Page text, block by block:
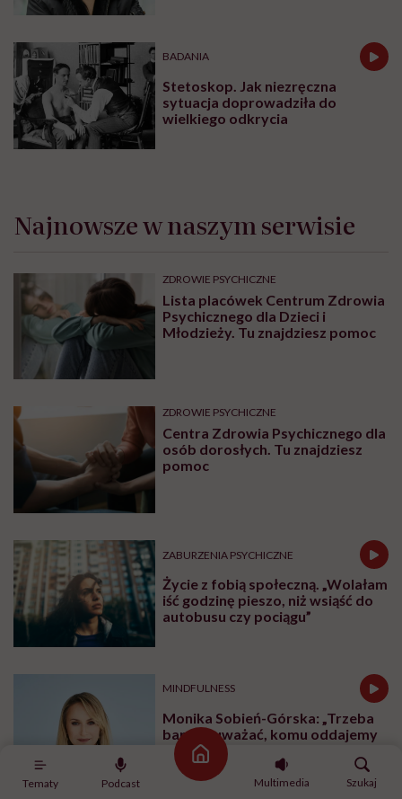
Tematy Podcast
Strona główna
Multimedia
Szukaj
BADANIA
Stetoskop. Jak niezręczna
sytuacja doprowadziła do
wielkiego odkrycia
Najnowsze w naszym serwisie
ZDROWIE PSYCHICZNE
Lista placówek Centrum Zdrowia
Psychicznego dla Dzieci i
Młodzieży. Tu znajdziesz pomoc
ZDROWIE PSYCHICZNE
Centra Zdrowia Psychicznego dla
osób dorosłych. Tu znajdziesz
pomoc
ZABURZENIA PSYCHICZNE
Życie z fobią społeczną. „Wolałam
iść godzinę pieszo, niż wsiąść do
autobusu czy pociągu”
MINDFULNESS
Monika Sobień-Górska: „Trzeba
bardzo uważać, komu oddajemy
swoją wrażliwość, pieniądze i
zaufanie”